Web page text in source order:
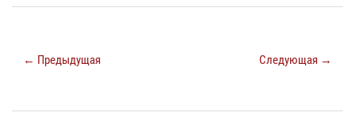
← Предыдущая Следующая →